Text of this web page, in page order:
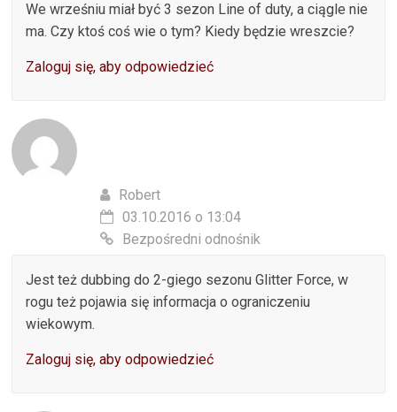
We wrześniu miał być 3 sezon Line of duty, a ciągle nie
ma. Czy ktoś coś wie o tym? Kiedy będzie wreszcie?
Zaloguj się, aby odpowiedzieć
Robert
03.10.2016 o 13:04
Bezpośredni odnośnik
Jest też dubbing do 2-giego sezonu Glitter Force, w
rogu też pojawia się informacja o ograniczeniu
wiekowym.
Zaloguj się, aby odpowiedzieć